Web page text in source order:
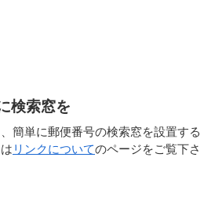
検索窓を
簡単に郵便番号の検索窓を設置する
リンクについてのページをご覧下さ